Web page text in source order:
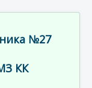
№27
КК